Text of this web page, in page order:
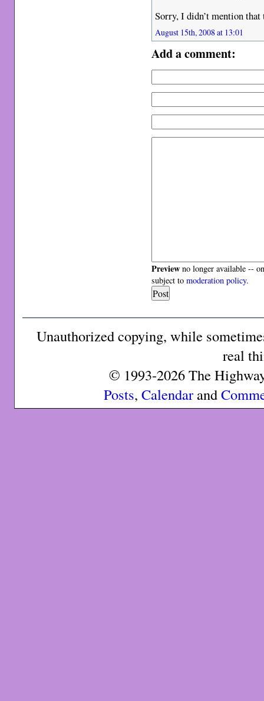
Sorry, I didn’t mention that
August 15th, 2008 at 13:01
Add a comment:
Preview no longer available --
subject tomoderation policy.
Unauthorized copying, while
real
© 1993-2026 The
Posts, Calendarand